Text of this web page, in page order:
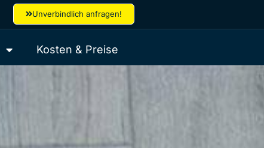
Unverbindlich anfragen!
Kosten & Preise